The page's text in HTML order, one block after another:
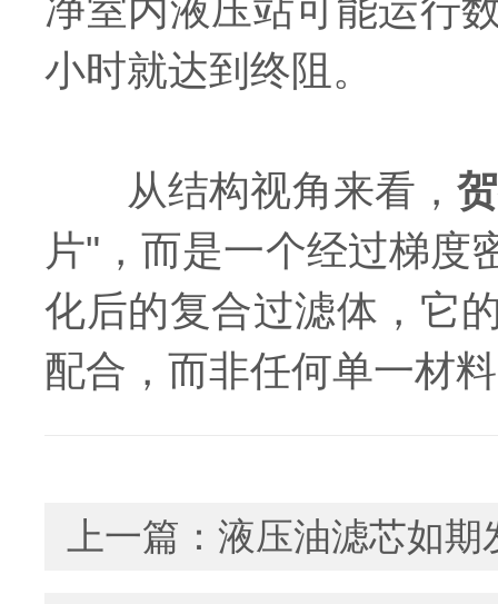
净室内液压站可能运行
小时就达到终阻。
从结构视角来看，
片"，而是一个经过梯度
化后的复合过滤体，它
配合，而非任何单一材
上一篇： 液压油滤芯如期